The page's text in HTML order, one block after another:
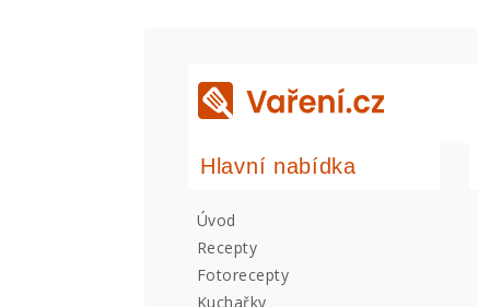
Hlavní nabídka
Úvod
Recepty
Fotorecepty
Kuchařky